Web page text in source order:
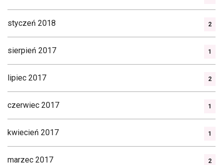
styczeń 2018 2
sierpień 2017 1
lipiec 2017 2
czerwiec 2017 1
kwiecień 2017 1
marzec 2017 2